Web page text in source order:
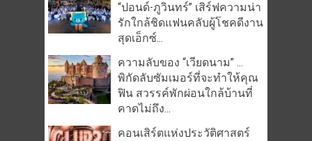
“ปอนด์-ภูวินทร์” เสิร์ฟความน่า
รักใกล้ชิดแฟนคลับผู้โชคดีงาน
สุดเอ็กซ์...
ความลับของ “เวียดนาม” …
พิกัดลับซัมเมอร์ที่จะทำให้คุณ
ฟิน สวรรค์พักผ่อนใกล้บ้านที่
คาดไม่ถึง...
คอนเสิร์ตแห่งประวัติศาสตร์